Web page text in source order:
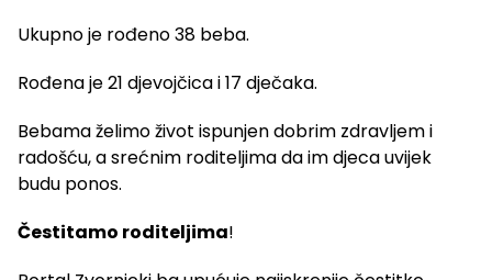
Ukupno je rođeno 38 beba.
Rođena je 21 djevojčica i 17 dječaka.
Bebama želimo život ispunjen dobrim zdravljem i
radošću, a srećnim roditeljima da im djeca uvijek
budu ponos.
Čestitamo roditeljima!